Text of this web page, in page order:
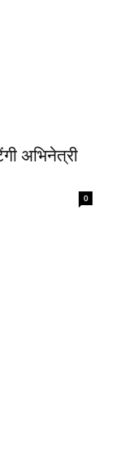
अभिनेत्री
0